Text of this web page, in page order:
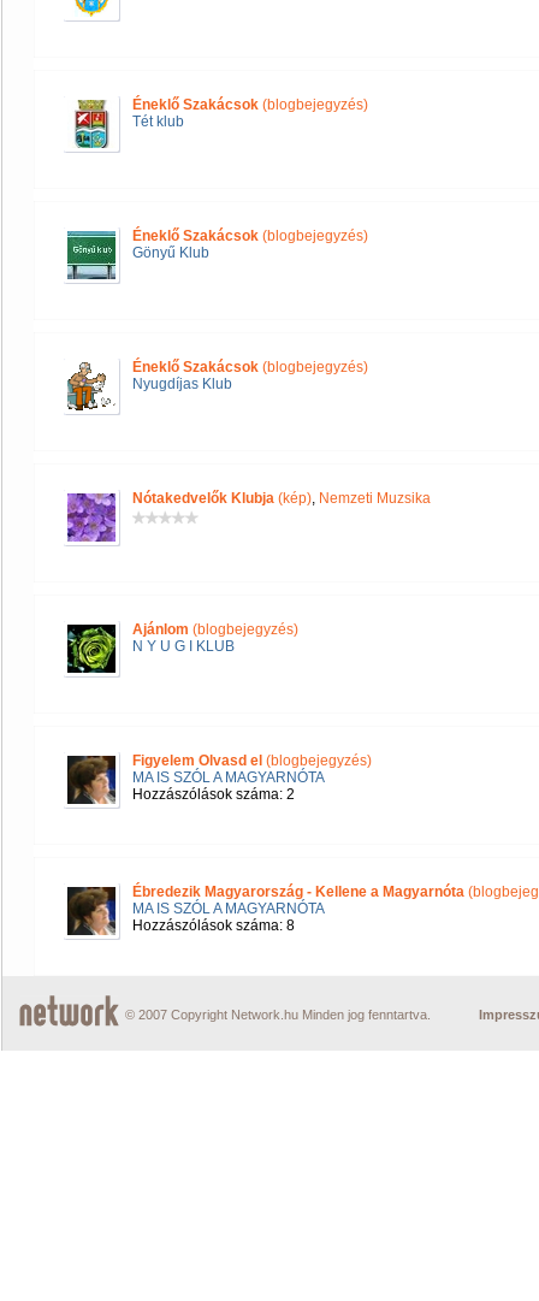
Éneklő Szakácsok (blogbejegyzés)
Tét klub
Éneklő Szakácsok (blogbejegyzés)
Gönyű Klub
Éneklő Szakácsok (blogbejegyzés)
Nyugdíjas Klub
Nótakedvelők Klubja (kép), Nemzeti Muzsika
Ajánlom (blogbejegyzés)
N Y U G I KLUB
Figyelem Olvasd el (blogbejegyzés)
MA IS SZÓL A MAGYARNÓTA
Hozzászólások száma: 2
Ébredezik Magyarország - Kellene a Magyarnóta
MA IS SZÓL A MAGYARNÓTA
Hozzászólások száma: 8
© 2007 Copyright Network.hu Minden jog fenntartva.